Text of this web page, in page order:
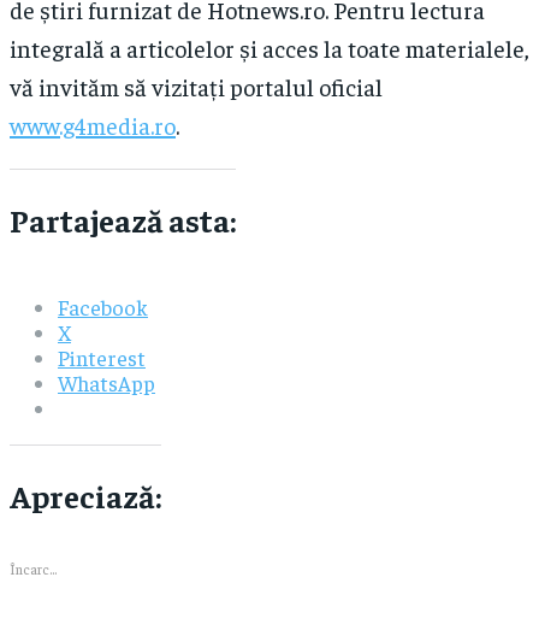
de știri furnizat de Hotnews.ro. Pentru lectura
integrală a articolelor și acces la toate materialele,
vă invităm să vizitați portalul oficial
www.g4media.ro.
Partajează asta:
Facebook
X
Pinterest
WhatsApp
Apreciază:
Încarc...